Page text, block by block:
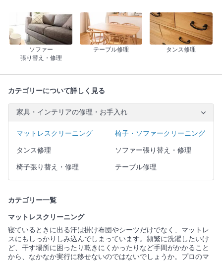
ソファー
張り替え・修理
テーブル修理 タンス修理
カテゴリーについて詳しく見る
家具・インテリアの修理・お手入れ
マットレスクリーニング 椅子・ソファークリーニング
タンス修理 ソファー張り替え・修理
椅子張り替え・修理 テーブル修理
カテゴリー一覧
マットレスクリーニング
寝ているときに出る汗は掛け布団やシーツだけでなく、マットレ
スにもしっかりしみ込んでしまっています。頻繁に洗濯したいけ
ど、干す場所に困ったり乾きにくかったりなど手間がかかること
から、なかなか実行に移せないのではないでしょうか。プロのマ